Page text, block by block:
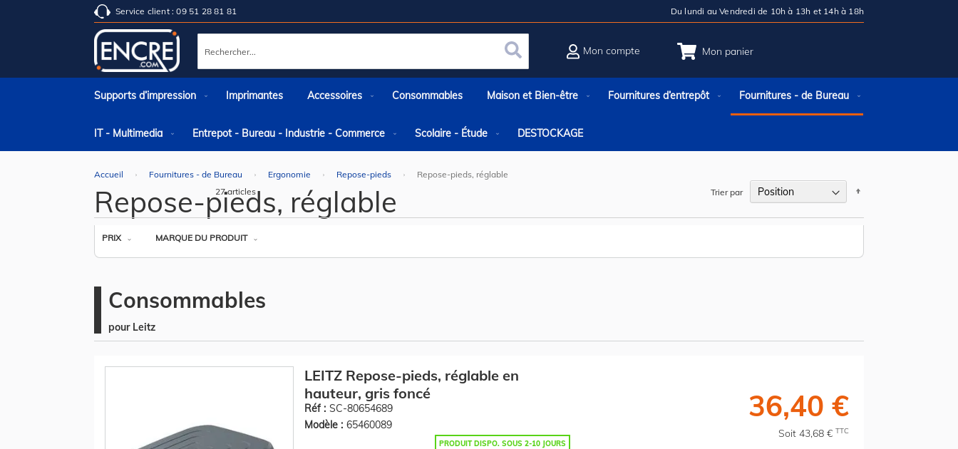
Service client : 09 51 28 81 81 Du lundi au Vendredi de 10h à 13h et 14h à 18h
Mon panier
Rechercher Rechercher
Mon compte
Supports d’impression Imprimantes Accessoires Consommables Maison et Bien-être Fournitures d’entrepôt Fournitures - de Bureau
IT - Multimedia Entrepot - Bureau - Industrie - Commerce Scolaire - Étude DESTOCKAGE
Accueil Fournitures - de Bureau Ergonomie Repose-pieds Repose-pieds, réglable
Repose-pieds, réglable
PRIX MARQUE DU PRODUIT
27articles Trier par
Consommables
pour Leitz
LEITZ Repose-pieds, réglable en
hauteur, gris foncé
Réf : SC-80654689
Modèle : 65460089
PRODUIT DISPO. SOUS 2-10 JOURS
36,40 €
Soit 43,68 € TTC